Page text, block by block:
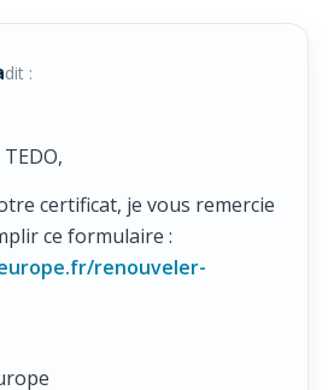
dit :
certificat, je vous remercie
ce formulaire :
renouveler-